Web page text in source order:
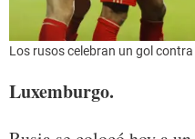
Los rusos celebran un gol
Luxemburgo.